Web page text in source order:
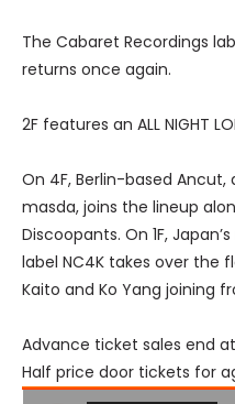
The Cabaret Recordings
returns once again.
2F features an ALL NIGHT
On 4F, Berlin-based
masda, joins the lineup
Discoopants. On 1F,
label NC4K takes over the
Kaito and Ko Yang joining
Advance ticket sales end
Half price door tickets for